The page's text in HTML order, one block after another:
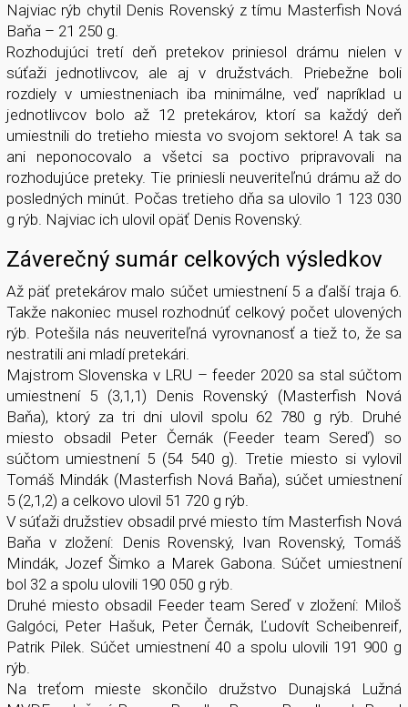
Najviac rýb chytil Denis Rovenský z tímu Masterfish Nová
Baňa – 21 250 g.
Rozhodujúci tretí deň pretekov priniesol drámu nielen v
súťaži jednotlivcov, ale aj v družstvách. Priebežne boli
rozdiely v umiestneniach iba minimálne, veď napríklad u
jednotlivcov bolo až 12 pretekárov, ktorí sa každý deň
umiestnili do tretieho miesta vo svojom sektore! A tak sa
ani neponocovalo a všetci sa poctivo pripravovali na
rozhodujúce preteky. Tie priniesli neuveriteľnú drámu až do
posledných minút. Počas tretieho dňa sa ulovilo 1 123 030
g rýb. Najviac ich ulovil opäť Denis Rovenský.
Záverečný sumár celkových výsledkov
Až päť pretekárov malo súčet umiestnení 5 a ďalší traja 6.
Takže nakoniec musel rozhodnúť celkový počet ulovených
rýb. Potešila nás neuveriteľná vyrovnanosť a tiež to, že sa
nestratili ani mladí pretekári.
Majstrom Slovenska v LRU – feeder 2020 sa stal súčtom
umiestnení 5 (3,1,1) Denis Rovenský (Masterfish Nová
Baňa), ktorý za tri dni ulovil spolu 62 780 g rýb. Druhé
miesto obsadil Peter Černák (Feeder team Sereď) so
súčtom umiestnení 5 (54 540 g). Tretie miesto si vylovil
Tomáš Mindák (Masterfish Nová Baňa), súčet umiestnení
5 (2,1,2) a celkovo ulovil 51 720 g rýb.
V súťaži družstiev obsadil prvé miesto tím Masterfish Nová
Baňa v zložení: Denis Rovenský, Ivan Rovenský, Tomáš
Mindák, Jozef Šimko a Marek Gabona. Súčet umiestnení
bol 32 a spolu ulovili 190 050 g rýb.
Druhé miesto obsadil Feeder team Sereď v zložení: Miloš
Galgóci, Peter Hašuk, Peter Černák, Ľudovít Scheibenreif,
Patrik Pilek. Súčet umiestnení 40 a spolu ulovili 191 900 g
rýb.
Na treťom mieste skončilo družstvo Dunajská Lužná